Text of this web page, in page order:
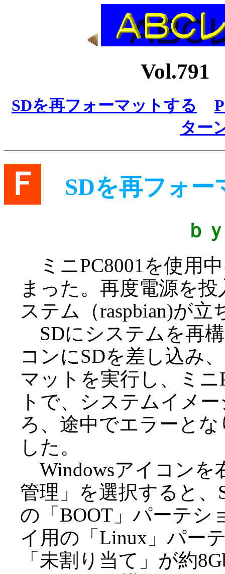
SDを再フォーマットする
ター
Ｆ SDを再フォー
ｂ
ミニPC8001を使用
まった。再度電源を
ステム（raspbian)が
SDにシステムを再
コンにSDを差し込み
マットを実行し、ミ
トで、システムイメ
ろ、途中でエラーと
した。
Windowsアイコンを
管理」を選択すると
の「BOOT」パーテシ
イ用の「Linux」パー
「未割り当て」が約